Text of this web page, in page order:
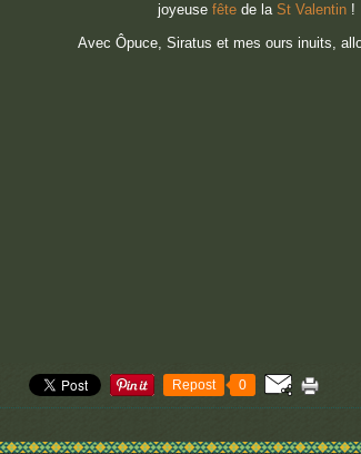
joyeuse fête de la St Valentin !
Avec Ôpuce, Siratus et mes ours inuits,
Repost 0